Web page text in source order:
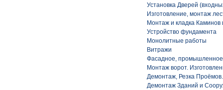
Установка Дверей
Изготовление, монтаж
Монтаж и кладка
Устройство фундамента
Монолитные работы
Витражи
Фасадное, промышленное
Монтаж ворот.
Демонтаж, Резка Проёмов.
Демонтаж Зданий и